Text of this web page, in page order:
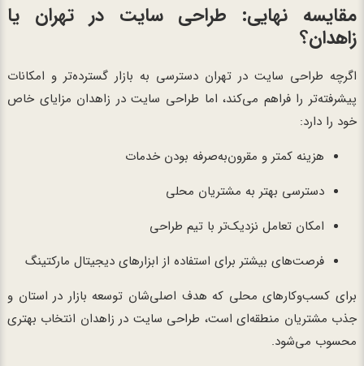
مقایسه نهایی: طراحی سایت در تهران یا
زاهدان؟
اگرچه طراحی سایت در تهران دسترسی به بازار گسترده‌تر و امکانات
پیشرفته‌تر را فراهم می‌کند، اما طراحی سایت در زاهدان مزایای خاص
خود را دارد:
هزینه کمتر و مقرون‌به‌صرفه بودن خدمات
دسترسی بهتر به مشتریان محلی
امکان تعامل نزدیک‌تر با تیم طراحی
فرصت‌های بیشتر برای استفاده از ابزارهای دیجیتال مارکتینگ
برای کسب‌وکارهای محلی که هدف اصلی‌شان توسعه بازار در استان و
جذب مشتریان منطقه‌ای است، طراحی سایت در زاهدان انتخاب بهتری
محسوب می‌شود.